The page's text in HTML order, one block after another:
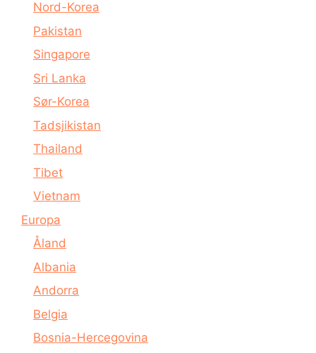
Nord-Korea
Pakistan
Singapore
Sri Lanka
Sør-Korea
Tadsjikistan
Thailand
Tibet
Vietnam
Europa
Åland
Albania
Andorra
Belgia
Bosnia-Hercegovina